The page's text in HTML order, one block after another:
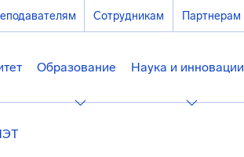
Сотрудникам Партнерам
Образование Наука и инновации